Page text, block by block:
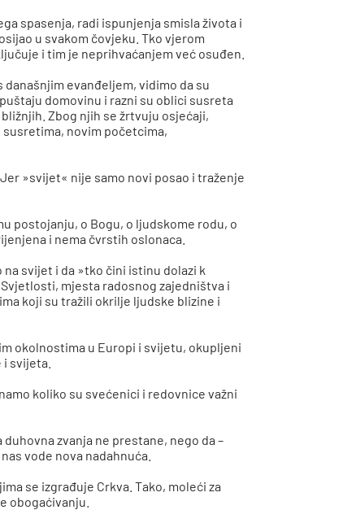
spasenja, radi ispunjenja smisla života i
u svakom čovjeku. Tko vjerom
i tim je neprihvaćanjem već osuđen.
evanđeljem, vidimo da su
domovinu i razni su oblici susreta
Zbog njih se žrtvuju osjećaji,
novim početcima,
»svijet« nije samo novi posao i traženje
postojanju, o Bogu, o ljudskome rodu, o
i nema čvrstih oslonaca.
svijet i da »tko čini istinu dolazi k
mjesta radosnog zajedništva i
koji su tražili okrilje ljudske blizine i
okolnostima u Europi i svijetu, okupljeni
svijeta.
koliko su svećenici i redovnice važni
zvanja ne prestane, nego da –
vode nova nadahnuća.
se izgrađuje Crkva. Tako, moleći za
obogaćivanju.